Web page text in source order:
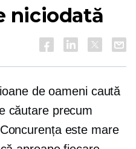
niciodată
de oameni caută
căutare precum
este mare